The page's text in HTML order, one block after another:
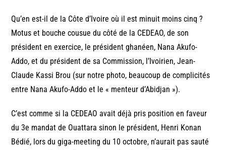
Qu’en est-il de la Côte d’Ivoire où il est minuit moins cinq ?
Motus et bouche cousue du côté de la CEDEAO, de son
président en exercice, le président ghanéen, Nana Akufo-
Addo, et du président de sa Commission, l’Ivoirien, Jean-
Claude Kassi Brou (sur notre photo, beaucoup de complicités
entre Nana Akufo-Addo et le « menteur d’Abidjan »).
C’est comme si la CEDEAO avait déjà pris position en faveur
du 3e mandat de Ouattara sinon le président, Henri Konan
Bédié, lors du giga-meeting du 10 octobre, n’aurait pas sauté